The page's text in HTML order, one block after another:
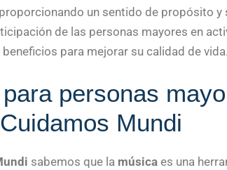
un sentido de propósito
de las personas mayores en
para mejorar su calidad de vida.
personas
Mundi
sabemos que la música es una